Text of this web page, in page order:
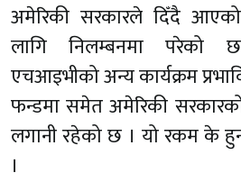
अमेरिकी सरकारले दिँदैआएको
लागि निलम्बनमा परेको
एचआइभीको अन्य कार्यक्रम
फन्डमा समेत अमेरिकी
लगानी रहेको छ । यो रकम के
।